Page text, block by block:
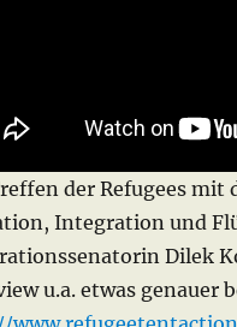
der Refugees
Integration und
Dilek
u.a. etwas genauer